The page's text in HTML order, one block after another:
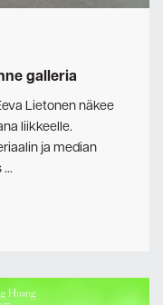
galleria
Lietonen näkee
liikkeelle.
ja median
…